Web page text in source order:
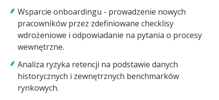
Wsparcie onboardingu - prowadzenie nowych
pracowników przez zdefiniowane checklisy
wdrożeniowe i odpowiadanie na pytania o procesy
wewnętrzne.
Analiza ryzyka retencji na podstawie danych
historycznych i zewnętrznych benchmarków
rynkowych.